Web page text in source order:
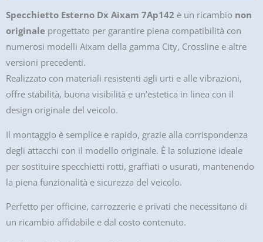
Specchietto Esterno Dx Aixam 7Ap142 è un ricambio non
originale progettato per garantire piena compatibilità con
numerosi modelli Aixam della gamma City, Crossline e altre
versioni precedenti.
Realizzato con materiali resistenti agli urti e alle vibrazioni,
offre stabilità, buona visibilità e un’estetica in linea con il
design originale del veicolo.
Il montaggio è semplice e rapido, grazie alla corrispondenza
degli attacchi con il modello originale. È la soluzione ideale
per sostituire specchietti rotti, graffiati o usurati, mantenendo
la piena funzionalità e sicurezza del veicolo.
Perfetto per officine, carrozzerie e privati che necessitano di
un ricambio affidabile e dal costo contenuto.